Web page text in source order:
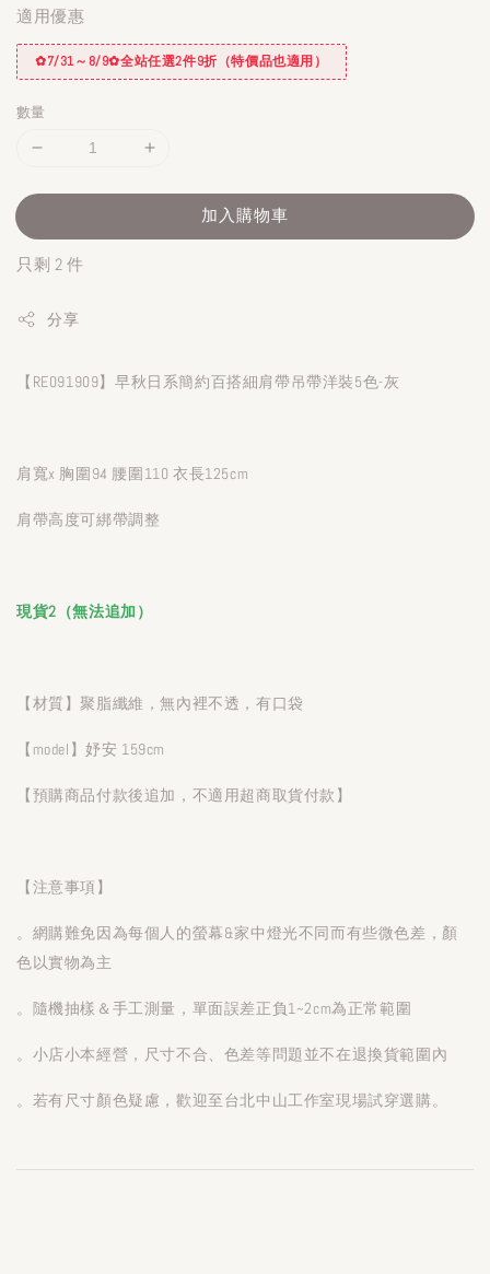
適用優惠
✿7/31～8/9✿全站任選2件9折（特價品也適用）
數量
加入購物車
只剩 2 件
分享
【RE091909】早秋日系簡約百搭細肩帶吊帶洋裝5色-灰
肩寬x 胸圍94 腰圍110 衣長125cm
肩帶高度可綁帶調整
現貨2（無法追加）
【材質】聚脂纖維，無內裡不透，有口袋
【model】妤安 159cm
【預購商品付款後追加，不適用超商取貨付款】
【注意事項】
。網購難免因為每個人的螢幕&家中燈光不同而有些微色差，顏
色以實物為主
。隨機抽樣＆手工測量，單面誤差正負1~2cm為正常範圍
。小店小本經營，尺寸不合、色差等問題並不在退換貨範圍內
。若有尺寸顏色疑慮，歡迎至台北中山工作室現場試穿選購。